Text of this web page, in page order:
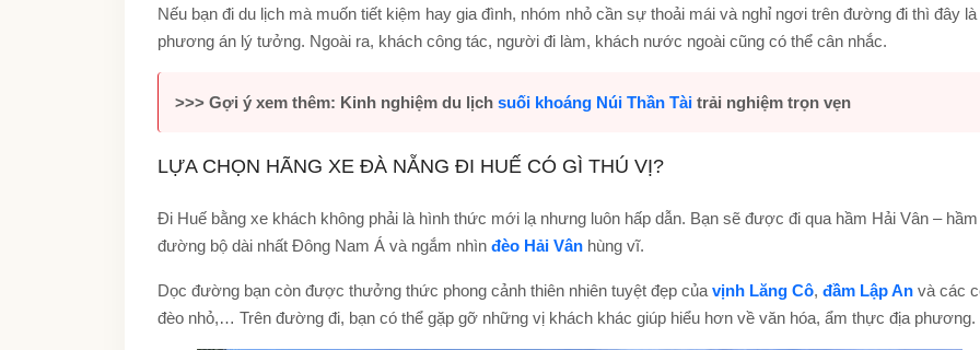
Nếu bạn đi du lịch mà muốn tiết kiệm hay gia đình, nhóm nhỏ cần sự thoải mái và nghỉ ngơi trên đường đi thì đây là
phương án lý tưởng. Ngoài ra, khách công tác, người đi làm, khách nước ngoài cũng có thể cân nhắc.
>>> Gợi ý xem thêm: Kinh nghiệm du lịch suối khoáng Núi Thần Tài trải nghiệm trọn vẹn
LỰA CHỌN HÃNG XE ĐÀ NẴNG ĐI HUẾ CÓ GÌ THÚ VỊ?
Đi Huế bằng xe khách không phải là hình thức mới lạ nhưng luôn hấp dẫn. Bạn sẽ được đi qua hầm Hải Vân – hầm
đường bộ dài nhất Đông Nam Á và ngắm nhìn đèo Hải Vân hùng vĩ.
Dọc đường bạn còn được thưởng thức phong cảnh thiên nhiên tuyệt đẹp của vịnh Lăng Cô, đầm Lập An và các
đèo nhỏ,… Trên đường đi, bạn có thể gặp gỡ những vị khách khác giúp hiểu hơn về văn hóa, ẩm thực địa phương.